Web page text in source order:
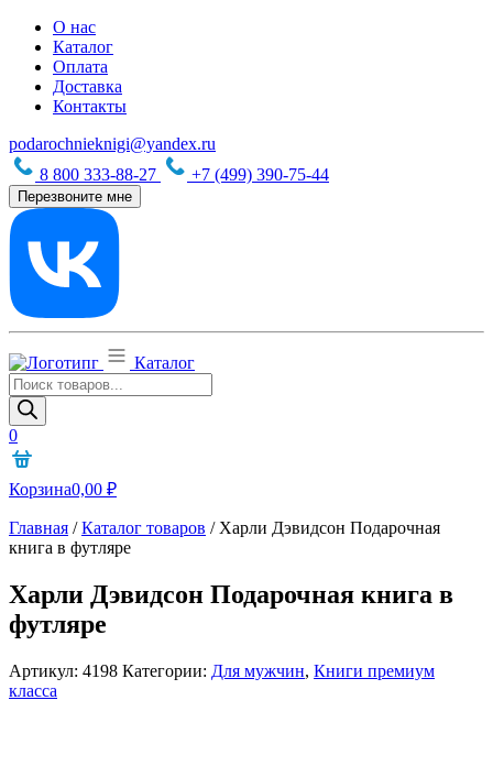
О нас
Каталог
Оплата
Доставка
Контакты
podarochnieknigi@yandex.ru
8 800 333-88-27
+7 (499) 390-75-44
Перезвоните мне
Каталог
Поиск
товаров
0
Корзина0,00 ₽
Главная /Каталог товаров / Харли Дэвидсон Подарочная
книга в футляре
Харли Дэвидсон Подарочная книга в
футляре
Артикул: 4198 Категории: Для мужчин, Книги премиум
класса